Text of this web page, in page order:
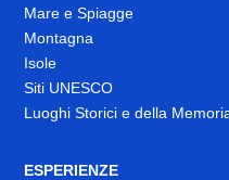
Mare e Spiagge
Montagna
Isole
Siti UNESCO
Luoghi Storici e della
ESPERIENZE